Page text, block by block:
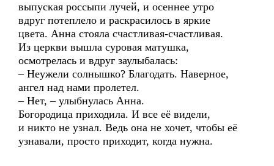
выпуская россыпи лучей, и осеннее утро
вдруг потеплело и раскрасилось в яркие
цвета. Анна стояла счастливая-счастливая.
Из церкви вышла суровая матушка,
осмотрелась и вдруг заулыбалась:
– Неужели солнышко? Благодать. Наверное,
ангел над нами пролетел.
– Нет, – улыбнулась Анна.
Богородица приходила. И все её видели,
и никто не узнал. Ведь она не хочет, чтобы её
узнавали, просто приходит, когда нужна.